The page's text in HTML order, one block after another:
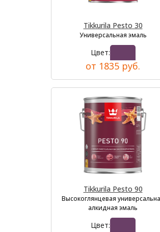
Tikkurila Pesto 30
Универсальная эмаль
Цвет:
от 1835 руб.
Tikkurila Pesto 90
Высокоглянцевая
алкидная эмаль
Цвет: